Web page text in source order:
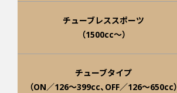
チューブレススポーツ
（1500cc～）
チューブタイプ
（ON／126～399cc、OFF／126～650cc）